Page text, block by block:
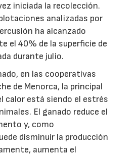
iniciada la recolección.
analizadas por
ha alcanzado
el 40% de la superficie de
durante julio.
en las cooperativas
de Menorca, la principal
calor está siendo el estrés
El ganado reduce el
y, como
disminuir la producción
aumenta el